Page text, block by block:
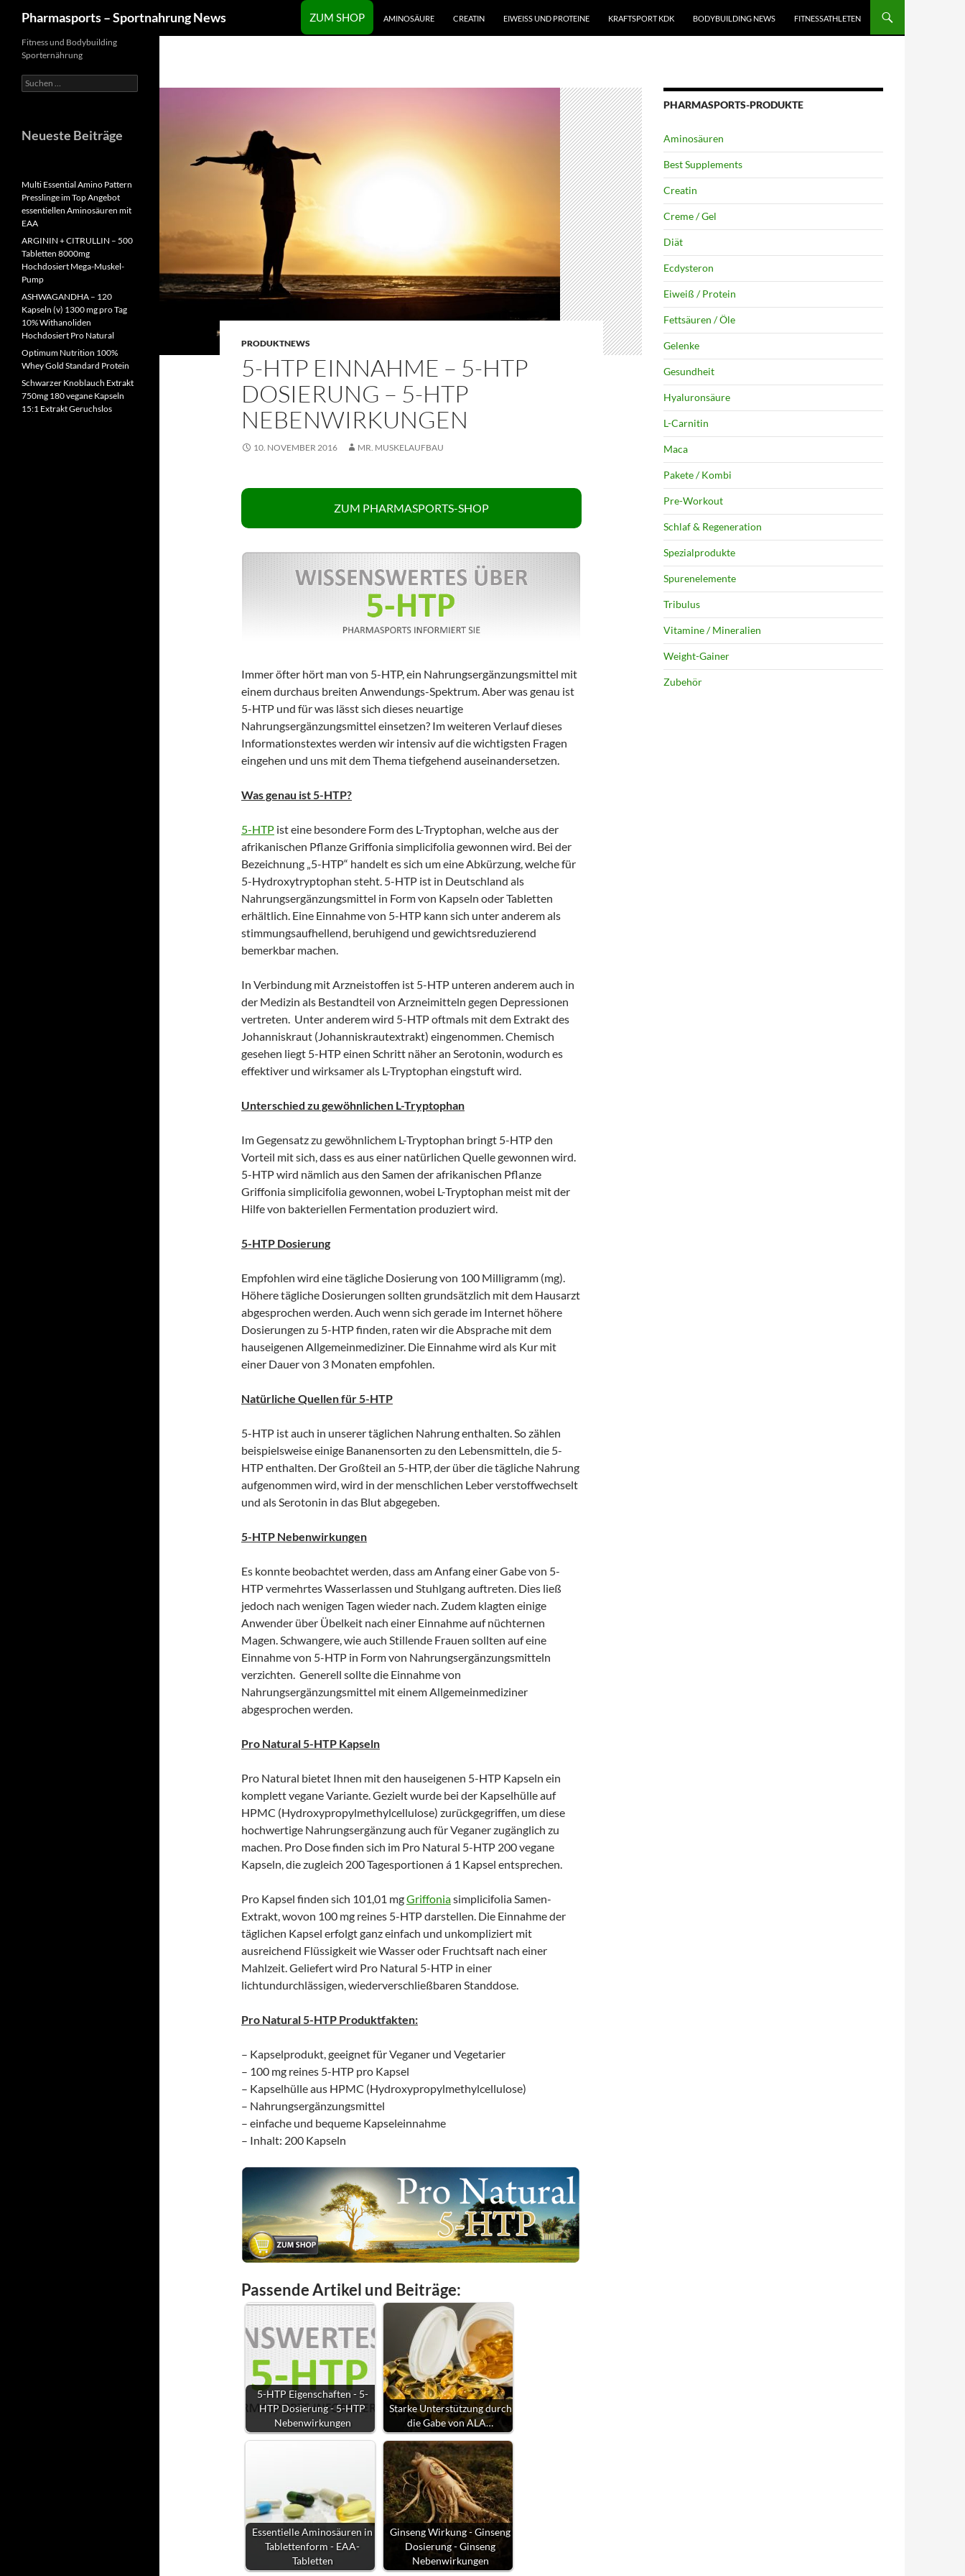
Inhalt
springen
Pharmasports – Sportnahrung News ZUM SHOP AMINOSÄURE CREATIN EIWEISS UND PROTEINE KRAFTSPORT KDK BODYBUILDING NEWS FITNESSATHLETEN
PRODUKTNEWS
5-HTP EINNAHME – 5-HTP
DOSIERUNG – 5-HTP
NEBENWIRKUNGEN
10. NOVEMBER 2016 MR. MUSKELAUFBAU
ZUM PHARMASPORTS-SHOP
Immer öfter hört man von 5-HTP, ein Nahrungsergänzungsmittel mit
einem durchaus breiten Anwendungs-Spektrum. Aber was genau ist
5-HTP und für was lässt sich dieses neuartige
Nahrungsergänzungsmittel einsetzen? Im weiteren Verlauf dieses
Informationstextes werden wir intensiv auf die wichtigsten Fragen
eingehen und uns mit dem Thema tiefgehend auseinandersetzen.
Was genau ist 5-HTP?
5-HTP ist eine besondere Form des L-Tryptophan, welche aus der
afrikanischen Pflanze Griffonia simplicifolia gewonnen wird. Bei der
Bezeichnung „5-HTP“ handelt es sich um eine Abkürzung, welche für
5-Hydroxytryptophan steht. 5-HTP ist in Deutschland als
Nahrungsergänzungsmittel in Form von Kapseln oder Tabletten
erhältlich. Eine Einnahme von 5-HTP kann sich unter anderem als
stimmungsaufhellend, beruhigend und gewichtsreduzierend
bemerkbar machen.
In Verbindung mit Arzneistoffen ist 5-HTP unteren anderem auch in
der Medizin als Bestandteil von Arzneimitteln gegen Depressionen
vertreten. Unter anderem wird 5-HTP oftmals mit dem Extrakt des
Johanniskraut (Johanniskrautextrakt) eingenommen. Chemisch
gesehen liegt 5-HTP einen Schritt näher an Serotonin, wodurch es
effektiver und wirksamer als L-Tryptophan eingstuft wird.
Unterschied zu gewöhnlichen L-Tryptophan
Im Gegensatz zu gewöhnlichem L-Tryptophan bringt 5-HTP den
Vorteil mit sich, dass es aus einer natürlichen Quelle gewonnen wird.
5-HTP wird nämlich aus den Samen der afrikanischen Pflanze
Griffonia simplicifolia gewonnen, wobei L-Tryptophan meist mit der
Hilfe von bakteriellen Fermentation produziert wird.
5-HTP Dosierung
Empfohlen wird eine tägliche Dosierung von 100 Milligramm (mg).
Höhere tägliche Dosierungen sollten grundsätzlich mit dem Hausarzt
abgesprochen werden. Auch wenn sich gerade im Internet höhere
Dosierungen zu 5-HTP finden, raten wir die Absprache mit dem
hauseigenen Allgemeinmediziner. Die Einnahme wird als Kur mit
einer Dauer von 3 Monaten empfohlen.
Natürliche Quellen für 5-HTP
5-HTP ist auch in unserer täglichen Nahrung enthalten. So zählen
beispielsweise einige Bananensorten zu den Lebensmitteln, die 5-
HTP enthalten. Der Großteil an 5-HTP, der über die tägliche Nahrung
aufgenommen wird, wird in der menschlichen Leber verstoffwechselt
und als Serotonin in das Blut abgegeben.
5-HTP Nebenwirkungen
Es konnte beobachtet werden, dass am Anfang einer Gabe von 5-
HTP vermehrtes Wasserlassen und Stuhlgang auftreten. Dies ließ
jedoch nach wenigen Tagen wieder nach. Zudem klagten einige
Anwender über Übelkeit nach einer Einnahme auf nüchternen
Magen. Schwangere, wie auch Stillende Frauen sollten auf eine
Einnahme von 5-HTP in Form von Nahrungsergänzungsmitteln
verzichten. Generell sollte die Einnahme von
Nahrungsergänzungsmittel mit einem Allgemeinmediziner
abgesprochen werden.
Pro Natural 5-HTP Kapseln
Pro Natural bietet Ihnen mit den hauseigenen 5-HTP Kapseln ein
komplett vegane Variante. Gezielt wurde bei der Kapselhülle auf
HPMC (Hydroxypropylmethylcellulose) zurückgegriffen, um diese
hochwertige Nahrungsergänzung auch für Veganer zugänglich zu
machen. Pro Dose finden sich im Pro Natural 5-HTP 200 vegane
Kapseln, die zugleich 200 Tagesportionen á 1 Kapsel entsprechen.
Pro Kapsel finden sich 101,01 mgGriffoniasimplicifolia Samen-
Extrakt, wovon 100 mg reines 5-HTP darstellen. Die Einnahme der
täglichen Kapsel erfolgt ganz einfach und unkompliziert mit
ausreichend Flüssigkeit wie Wasser oder Fruchtsaft nach einer
Mahlzeit. Geliefert wird Pro Natural 5-HTP in einer
lichtundurchlässigen, wiederverschließbaren Standdose.
Pro Natural 5-HTP Produktfakten:
– Kapselprodukt, geeignet für Veganer und Vegetarier
– 100 mg reines 5-HTP pro Kapsel
– Kapselhülle aus HPMC (Hydroxypropylmethylcellulose)
– Nahrungsergänzungsmittel
– einfache und bequeme Kapseleinnahme
– Inhalt: 200 Kapseln
Passende Artikel und Beiträge:
5-HTP Eigenschaften - 5-
HTP Dosierung - 5-HTP
Nebenwirkungen
Starke Unterstützung durch
die Gabe von ALA…
Essentielle Aminosäuren in
Tablettenform - EAA-
Tabletten
Ginseng Wirkung - Ginseng
Dosierung - Ginseng
Nebenwirkungen
PHARMASPORTS-PRODUKTE
Aminosäuren
Best Supplements
Creatin
Creme / Gel
Diät
Ecdysteron
Eiweiß / Protein
Fettsäuren / Öle
Gelenke
Gesundheit
Hyaluronsäure
L-Carnitin
Maca
Pakete / Kombi
Pre-Workout
Schlaf & Regeneration
Spezialprodukte
Spurenelemente
Tribulus
Vitamine / Mineralien
Weight-Gainer
Zubehör
Fitness und Bodybuilding
Sporternährung
Suchen
nach:
Neueste Beiträge
Multi Essential Amino Pattern
Presslinge im Top Angebot
essentiellen Aminosäuren mit
EAA
ARGININ + CITRULLIN – 500
Tabletten 8000mg
Hochdosiert Mega-Muskel-
Pump
ASHWAGANDHA – 120
Kapseln (v) 1300 mg pro Tag
10% Withanoliden
Hochdosiert Pro Natural
Optimum Nutrition 100%
Whey Gold Standard Protein
Schwarzer Knoblauch Extrakt
750mg 180 vegane Kapseln
15:1 Extrakt Geruchslos